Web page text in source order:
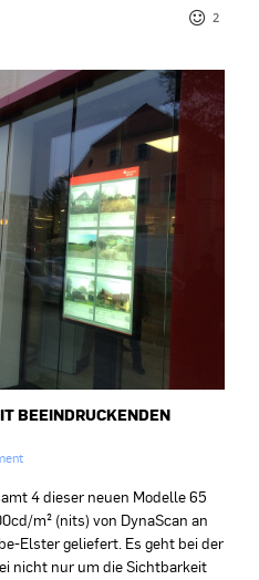
2
BEEINDRUCKENDEN
4 dieser neuen Modelle 65
m² (nits) von DynaScan an
Elster geliefert. Es geht bei der
nicht nur um die Sichtbarkeit